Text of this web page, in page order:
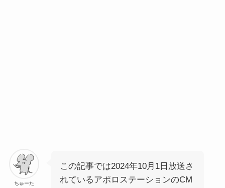
ちゅーた
この記事では2024年10月1日放送さ
れているアポロステーションのCM